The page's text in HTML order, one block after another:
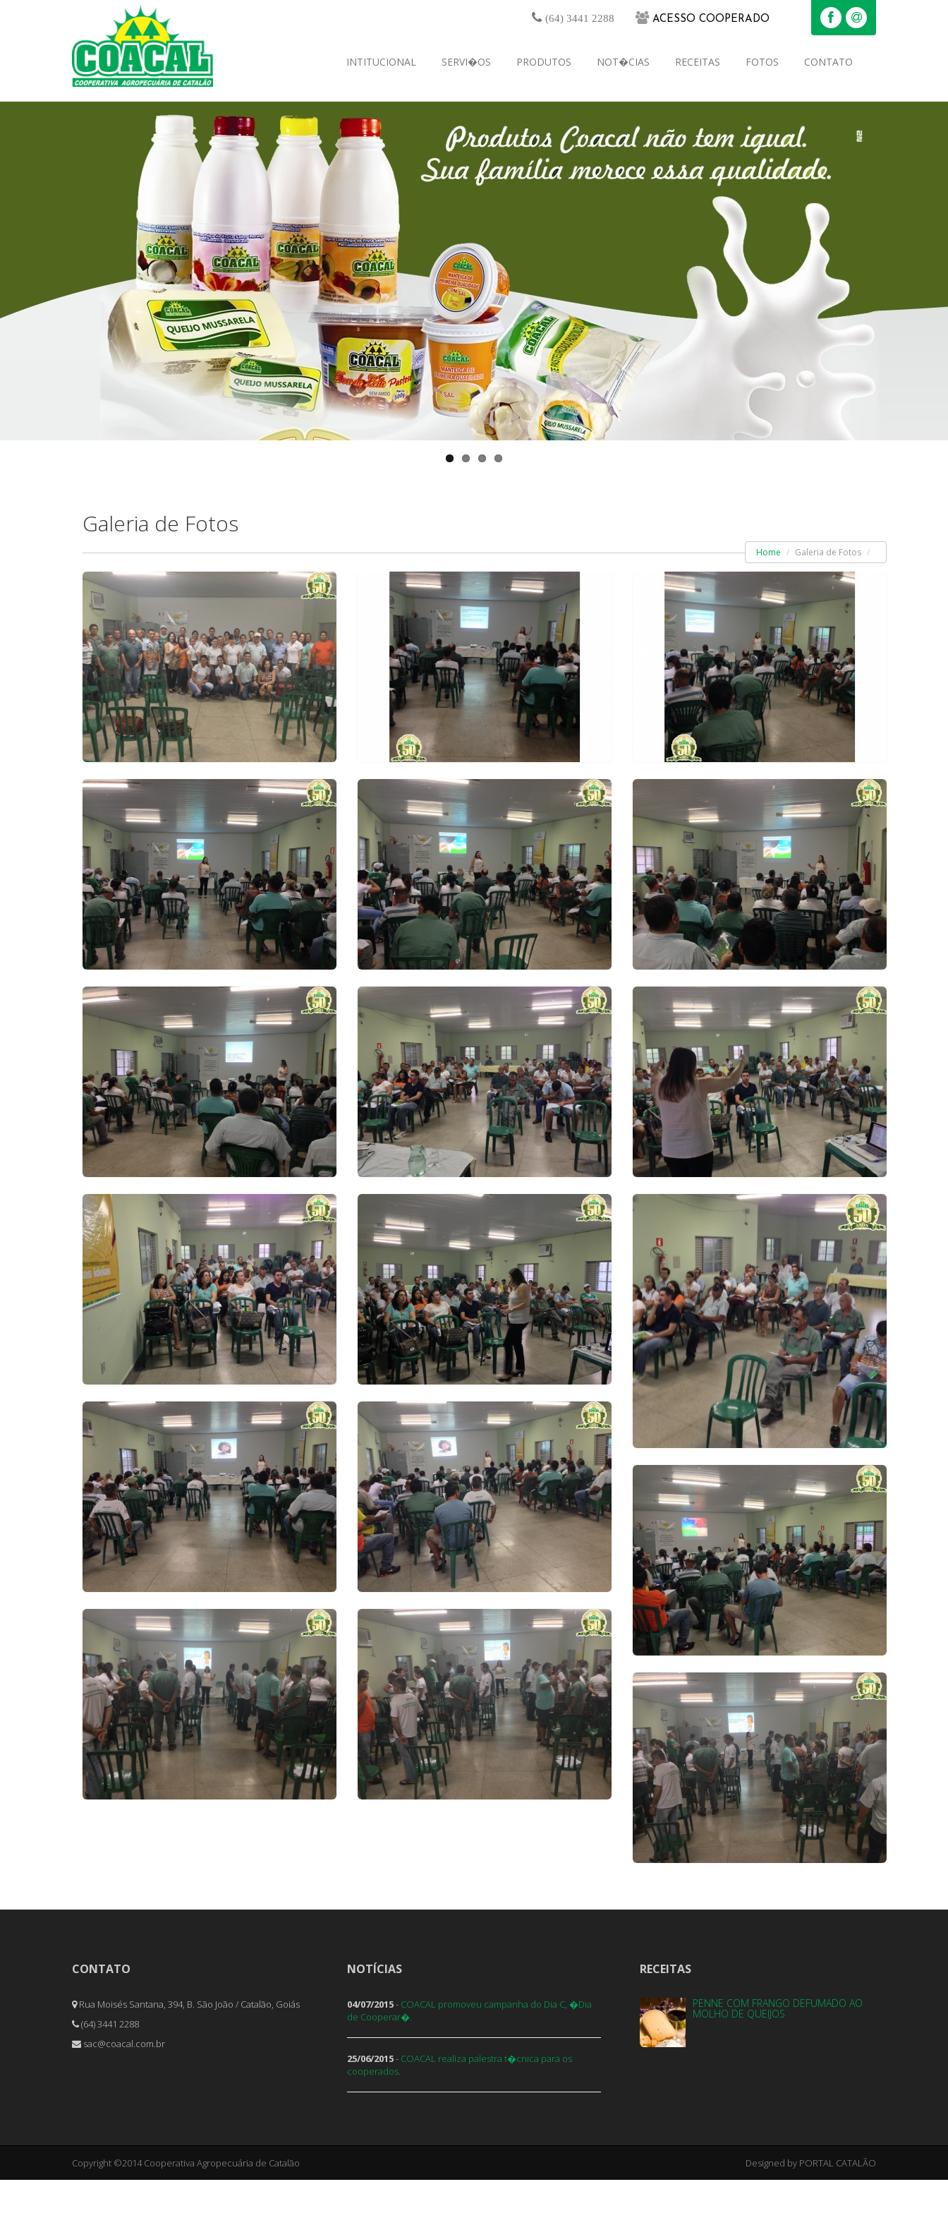
INTITUCIONAL SERVI�OS PRODUTOS NOT�CIAS RECEITAS FOTOS CONTATO
(64) 3441 2288 ACESSO COOPERADO
Galeria de Fotos
Home Galeria de Fotos
CONTATO
Rua Moisés Santana, 394, B. São João / Catalão, Goiás
(64) 3441 2288
sac@coacal.com.br
NOTÍCIAS
04/07/2015- COACAL promoveu campanha do Dia C, �Dia
de Cooperar�.
25/06/2015- COACAL realiza palestra t�cnica para os
cooperados.
RECEITAS
PENNE COM FRANGO DEFUMADO AO
MOLHO DE QUEIJOS
Copyright ©2014 Cooperativa Agropecuária de Catalão Designed by PORTAL CATALÃO